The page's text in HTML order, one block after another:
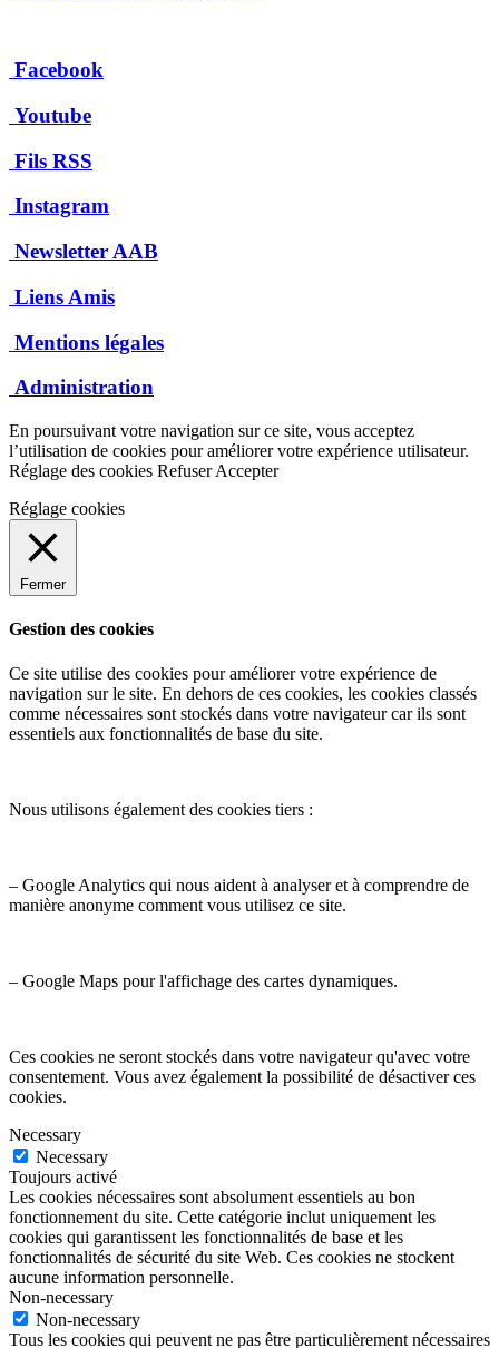
Facebook
Youtube
Fils RSS
Instagram
Newsletter AAB
Liens Amis
Mentions légales
Administration
En poursuivant votre navigation sur ce site, vous acceptez
l’utilisation de cookies pour améliorer votre expérience utilisateur.
Réglage des cookies Refuser Accepter
Réglage cookies
Fermer
Gestion des cookies
Ce site utilise des cookies pour améliorer votre expérience de
navigation sur le site. En dehors de ces cookies, les cookies classés
comme nécessaires sont stockés dans votre navigateur car ils sont
essentiels aux fonctionnalités de base du site.
Nous utilisons également des cookies tiers :
– Google Analytics qui nous aident à analyser et à comprendre de
manière anonyme comment vous utilisez ce site.
– Google Maps pour l'affichage des cartes dynamiques.
Ces cookies ne seront stockés dans votre navigateur qu'avec votre
consentement. Vous avez également la possibilité de désactiver ces
cookies.
Necessary
Necessary
Toujours activé
Les cookies nécessaires sont absolument essentiels au bon
fonctionnement du site. Cette catégorie inclut uniquement les
cookies qui garantissent les fonctionnalités de base et les
fonctionnalités de sécurité du site Web. Ces cookies ne stockent
aucune information personnelle.
Non-necessary
Non-necessary
Tous les cookies qui peuvent ne pas être particulièrement nécessaires